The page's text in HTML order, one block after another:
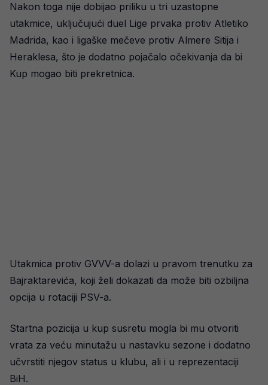
Nakon toga nije dobijao priliku u tri uzastopne
utakmice, uključujući duel Lige prvaka protiv Atletiko
Madrida, kao i ligaške mečeve protiv Almere Sitija i
Heraklesa, što je dodatno pojačalo očekivanja da bi
Kup mogao biti prekretnica.
Utakmica protiv GVVV-a dolazi u pravom trenutku za
Bajraktarevića, koji želi dokazati da može biti ozbiljna
opcija u rotaciji PSV-a.
Startna pozicija u kup susretu mogla bi mu otvoriti
vrata za veću minutažu u nastavku sezone i dodatno
učvrstiti njegov status u klubu, ali i u reprezentaciji
BiH.